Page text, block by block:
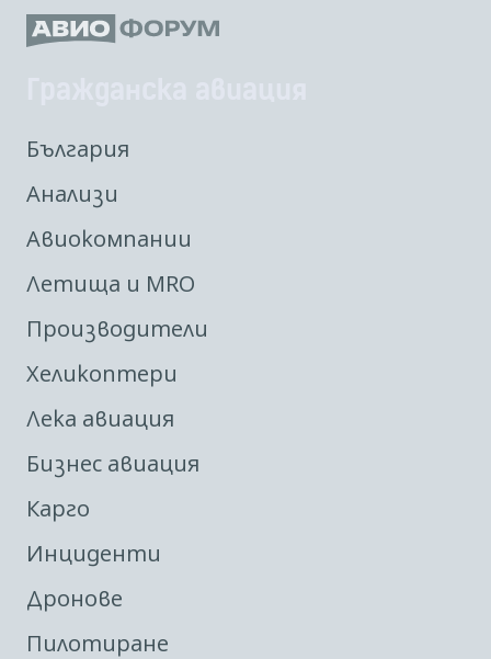
България
Анализи
Авиокомпании
Летища и MRO
Производители
Хеликоптери
Лека авиация
Бизнес авиация
Карго
Инциденти
Дронове
Пилотиране